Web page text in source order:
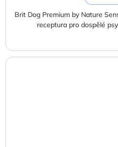
Brit Dog Premium by Nature
receptura pro dospělé